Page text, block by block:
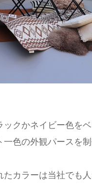
ックかネイビー色を
一色の外観パースを
たカラーは当社でも